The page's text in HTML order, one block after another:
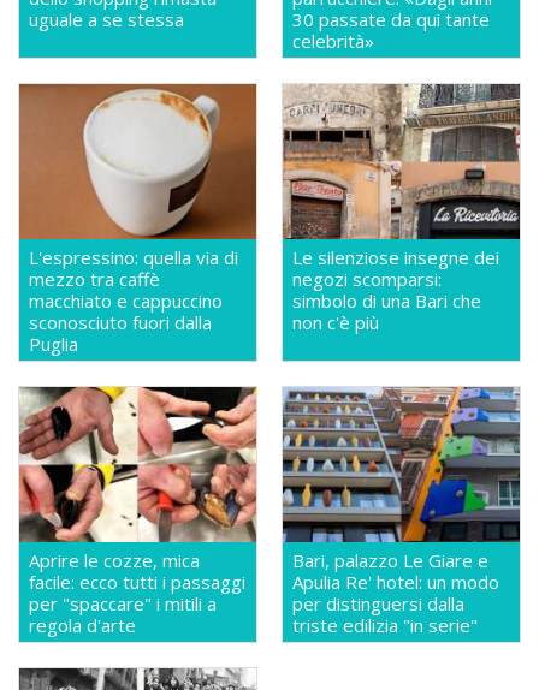
uguale a se stessa
30 passate da qui tante
celebrità»
L'espressino: quella via di
mezzo tra caffè
macchiato e cappuccino
sconosciuto fuori dalla
Puglia
Le silenziose insegne dei
negozi scomparsi:
simbolo di una Bari che
non c'è più
Aprire le cozze, mica
facile: ecco tutti i passaggi
per "spaccare" i mitili a
regola d'arte
Bari, palazzo Le Giare e
Apulia Re' hotel: un modo
per distinguersi dalla
triste edilizia "in serie"